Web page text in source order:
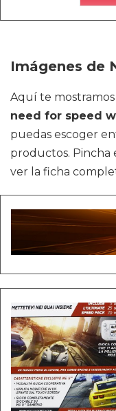
Imágenes de
Aquí te
need for speed
puedas escoger
productos. Pincha
ver la ficha